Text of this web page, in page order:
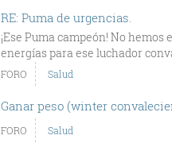
RE: Puma de urgencias.
¡Ese Puma campeón! No
energías para ese luchador
FORO Salud
Ganar peso (winter
FORO Salud